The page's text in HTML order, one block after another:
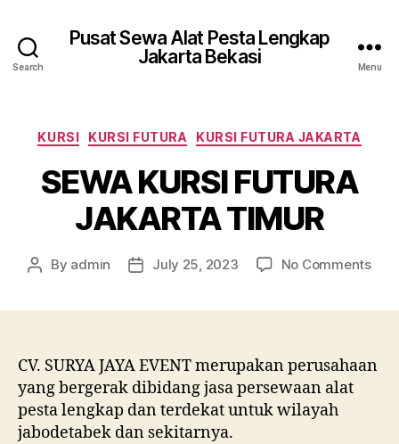
Search
Pusat Sewa Alat Pesta Lengkap
Jakarta Bekasi
Menu
Categories
KURSI KURSI FUTURA KURSI FUTURA JAKARTA
SEWA KURSI FUTURA
JAKARTA TIMUR
Post
By admin
PostJuly 25, 2023 No Commentson
CV. SURYA JAYA EVENT merupakan perusahaan
yang bergerak dibidang jasa persewaan alat
pesta lengkap dan terdekat untuk wilayah
jabodetabek dan sekitarnya.